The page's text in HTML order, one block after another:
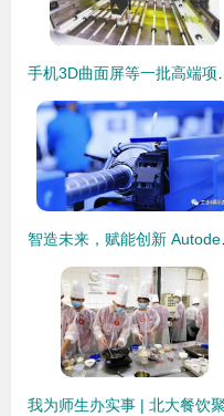
手机3D曲面屏
智造未